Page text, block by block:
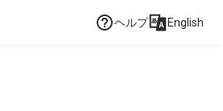
ヘルプ English